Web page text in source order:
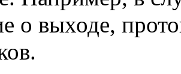
о выходе,